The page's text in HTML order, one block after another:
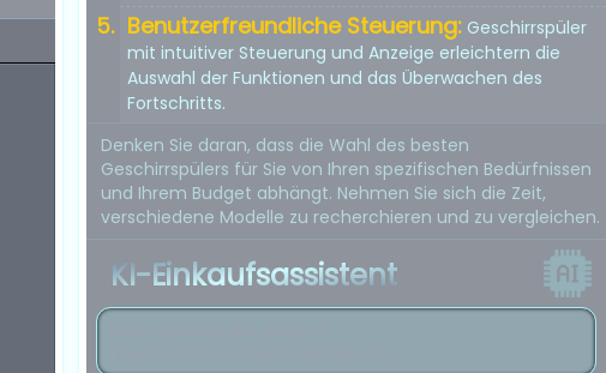
Benutzerfreundliche Steuerung: Geschirrspüler
mit intuitiver Steuerung und Anzeige erleichtern die
Auswahl der Funktionen und das Überwachen des
Fortschritts.
Denken Sie daran, dass die Wahl des besten
Geschirrspülers für Sie von Ihren spezifischen Bedürfnissen
und Ihrem Budget abhängt. Nehmen Sie sich die Zeit,
verschiedene Modelle zu recherchieren und zu vergleichen.
KI-Einkaufsassistent